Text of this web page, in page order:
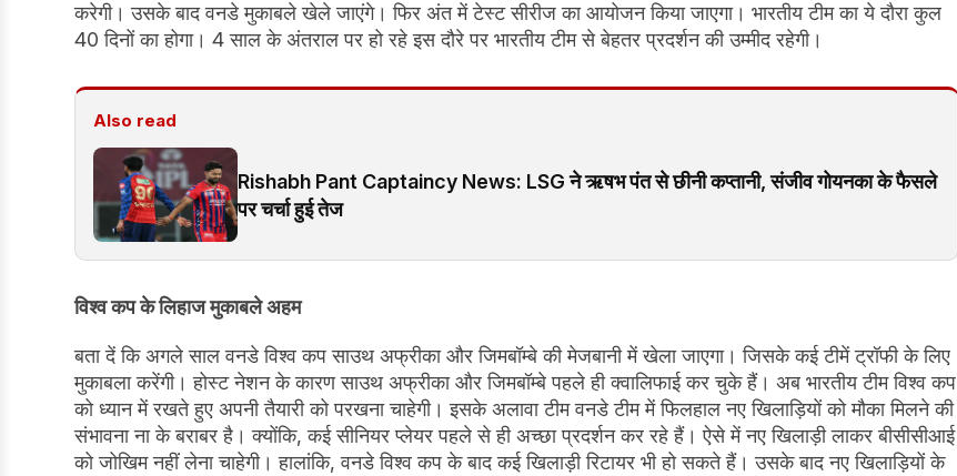
करेगी। उसके बाद वनडे मुकाबले खेले जाएंगे। फिर अंत में टेस्ट सीरीज का आयोजन किया जाएगा। भारतीय टीम का ये दौरा कुल
40 दिनों का होगा। 4 साल के अंतराल पर हो रहे इस दौरे पर भारतीय टीम से बेहतर प्रदर्शन की उम्मीद रहेगी।
Also read
Rishabh Pant Captaincy News: LSG ने ऋषभ पंत से छीनी कप्तानी, संजीव गोयनका के फैसले
पर चर्चा हुई तेज
विश्व कप के लिहाज मुकाबले अहम
बता दें कि अगले साल वनडे विश्व कप साउथ अफ्रीका और जिमबॉम्बे की मेजबानी में खेला जाएगा। जिसके कई टीमें ट्रॉफी के लिए
मुकाबला करेंगी। होस्ट नेशन के कारण साउथ अफ्रीका और जिमबॉम्बे पहले ही क्वालिफाई कर चुके हैं। अब भारतीय टीम विश्व कप
को ध्यान में रखते हुए अपनी तैयारी को परखना चाहेगी। इसके अलावा टीम वनडे टीम में फिलहाल नए खिलाड़ियों को मौका मिलने की
संभावना ना के बराबर है। क्योंकि, कई सीनियर प्लेयर पहले से ही अच्छा प्रदर्शन कर रहे हैं। ऐसे में नए खिलाड़ी लाकर बीसीसीआई
को जोखिम नहीं लेना चाहेगी। हालांकि, वनडे विश्व कप के बाद कई खिलाड़ी रिटायर भी हो सकते हैं। उसके बाद नए खिलाड़ियों के